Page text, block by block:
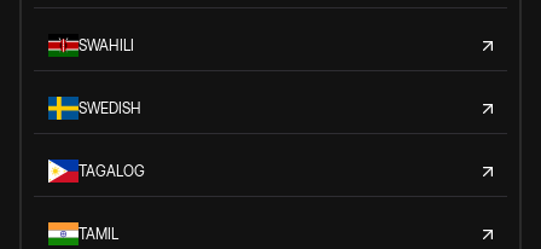
SWAHILI
SWEDISH
TAGALOG
TAMIL